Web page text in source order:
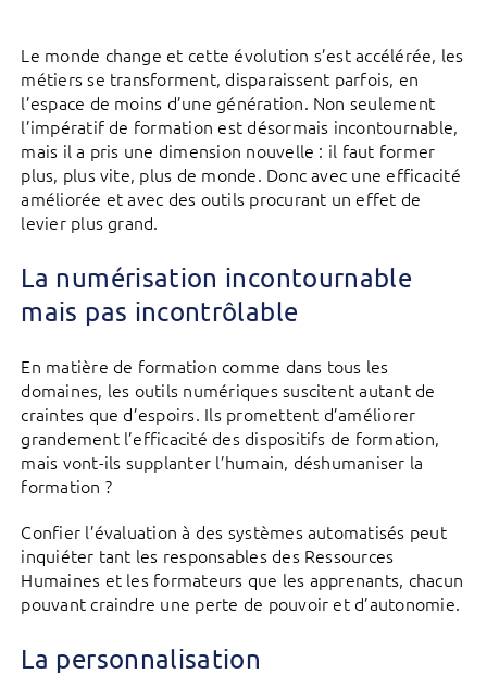
Le monde change et cette évolution s’est accélérée, les
métiers se transforment, disparaissent parfois, en
l’espace de moins d’une génération. Non seulement
l’impératif de formation est désormais incontournable,
mais il a pris une dimension nouvelle : il faut former
plus, plus vite, plus de monde. Donc avec une efficacité
améliorée et avec des outils procurant un effet de
levier plus grand.
La numérisation incontournable
mais pas incontrôlable
En matière de formation comme dans tous les
domaines, les outils numériques suscitent autant de
craintes que d’espoirs. Ils promettent d’améliorer
grandement l’efficacité des dispositifs de formation,
mais vont-ils supplanter l’humain, déshumaniser la
formation ?
Confier l’évaluation à des systèmes automatisés peut
inquiéter tant les responsables des Ressources
Humaines et les formateurs que les apprenants, chacun
pouvant craindre une perte de pouvoir et d’autonomie.
La personnalisation